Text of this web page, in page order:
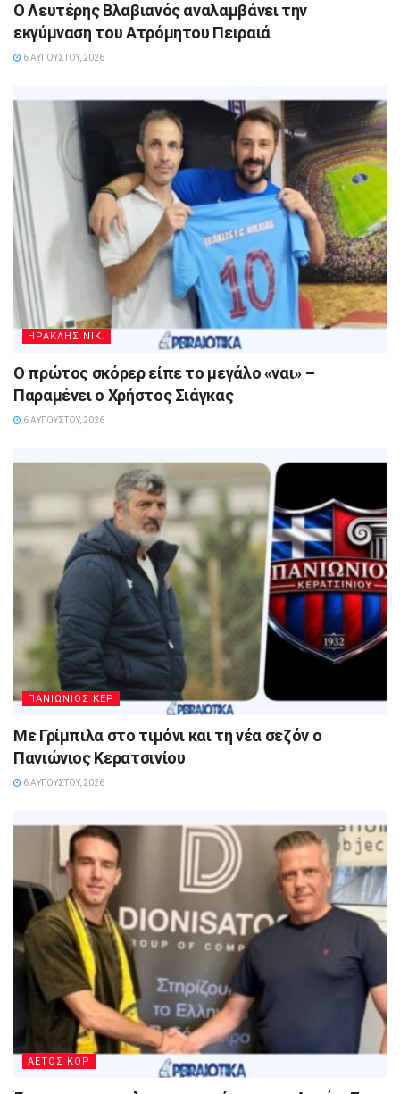
Ο Λευτέρης Βλαβιανός αναλαμβάνει την
εκγύμναση του Ατρόμητου Πειραιά
6 ΑΥΓΟΎΣΤΟΥ, 2026
ΗΡΑΚΛΗΣ ΝΙΚ.
Ο πρώτος σκόρερ είπε το μεγάλο «ναι» –
Παραμένει ο Χρήστος Σιάγκας
6 ΑΥΓΟΎΣΤΟΥ, 2026
ΠΑΝΙΩΝΙΟΣ ΚΕΡ
Με Γρίμπιλα στο τιμόνι και τη νέα σεζόν ο
Πανιώνιος Κερατσινίου
6 ΑΥΓΟΎΣΤΟΥ, 2026
ΑΕΤΟΣ ΚΟΡ